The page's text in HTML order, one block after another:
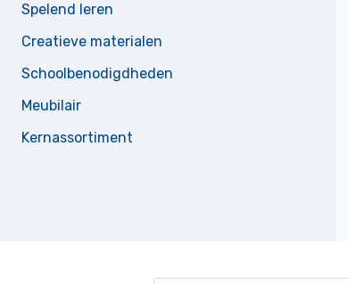
Spelend leren
Creatieve materialen
Schoolbenodigdheden
Meubilair
Kernassortiment